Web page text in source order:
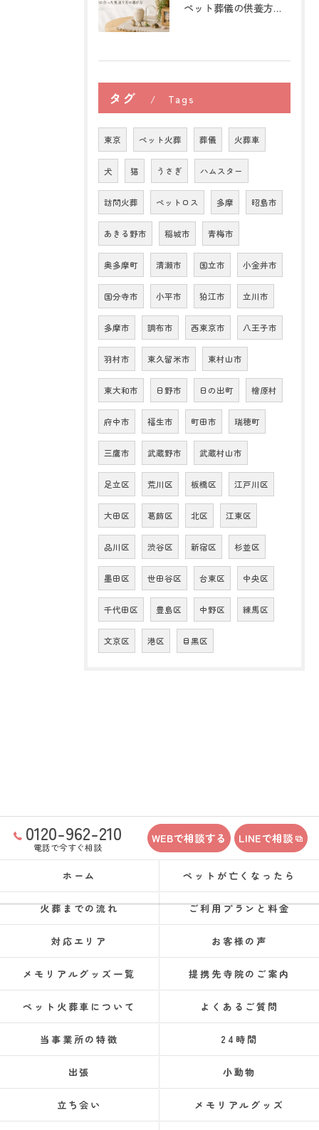
ペット葬儀の供養方法と自分に合った見送り方の選び方
タグ Tags
東京 ペット火葬 葬儀 火葬車
犬 猫 うさぎ ハムスター
訪問火葬 ペットロス 多摩 昭島市
あきる野市 稲城市 青梅市
奥多摩町 清瀬市 国立市 小金井市
国分寺市 小平市 狛江市 立川市
多摩市 調布市 西東京市 八王子市
羽村市 東久留米市 東村山市
東大和市 日野市 日の出町 檜原村
府中市 福生市 町田市 瑞穂町
三鷹市 武蔵野市 武蔵村山市
足立区 荒川区 板橋区 江戸川区
大田区 葛飾区 北区 江東区
品川区 渋谷区 新宿区 杉並区
墨田区 世田谷区 台東区 中央区
千代田区 豊島区 中野区 練馬区
文京区 港区 目黒区
0120-962-210
電話で今すぐ相談
WEBで相談する LINEで相談
ホーム ペットが亡くなったら
火葬までの流れ ご利用プランと料金
対応エリア お客様の声
メモリアルグッズ一覧 提携先寺院のご案内
ペット火葬車について よくあるご質問
当事業所の特徴 24時間
出張 小動物
立ち会い メモリアルグッズ